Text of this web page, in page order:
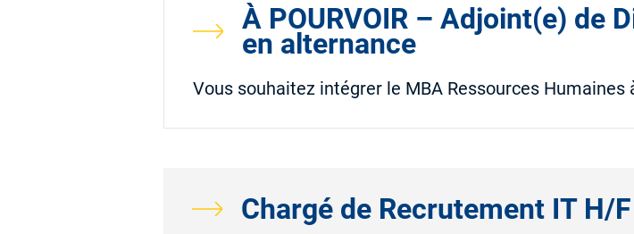
À POURVOIR – Adjoint(e) de
en alternance
Vous souhaitez intégrer le MBA Ressources
Chargé de Recrutement IT H/F